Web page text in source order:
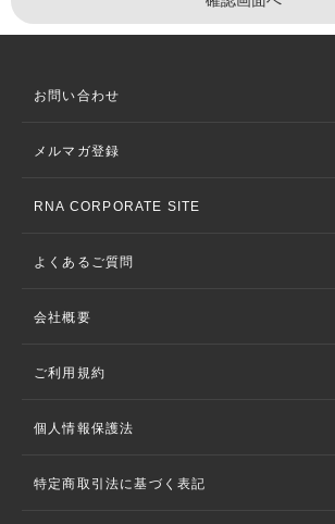
お問い合わせ
メルマガ登録
RNA CORPORATE SITE
よくあるご質問
会社概要
ご利用規約
個人情報保護法
特定商取引法に基づく表記